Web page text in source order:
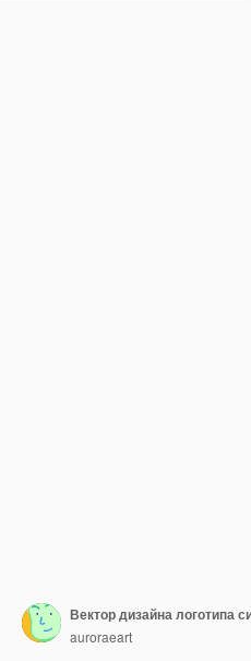
Вектор дизайна логотипа
auroraeart